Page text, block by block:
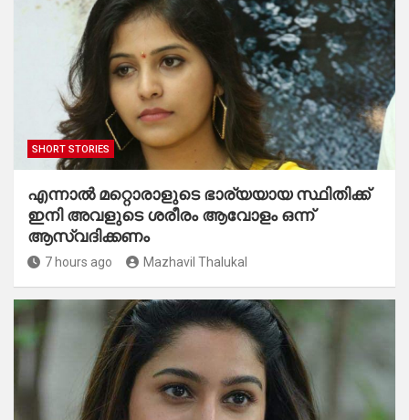
SHORT STORIES
എന്നാൽ മറ്റൊരാളുടെ ഭാര്യയായ സ്ഥിതിക്ക്
ഇനി അവളുടെ ശരീരം ആവോളം ഒന്ന്
ആസ്വദിക്കണം
7 hours ago Mazhavil Thalukal